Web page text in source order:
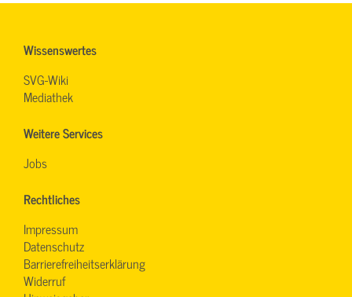
Wissenswertes
SVG-Wiki
Mediathek
Weitere Services
Jobs
Rechtliches
Impressum
Datenschutz
Barrierefreiheitserklärung
Widerruf